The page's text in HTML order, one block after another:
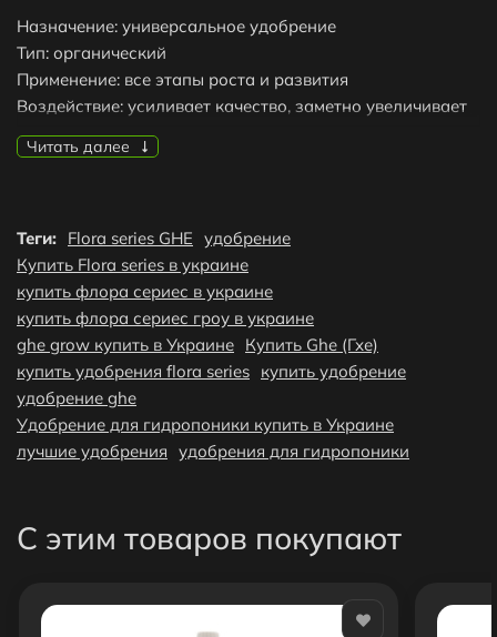
Назначение: универсальное удобрение
Тип: органический
Применение: все этапы роста и развития
Воздействие: усиливает качество, заметно увеличивает
урожай
Тип выращивания:
Форма выпуска: жидкость
Преимущества продукта:
Gro Flora series - это компонент, стимулирующий рост,
трехкомпонентной системы удобрения. Компонент Grow
играет решающую роль в фазе роста и обеспечивает
ваши растения всеми важными питательными
веществами.
Удобрения серии Tripack позволяют реагировать на
означает, что вы используете больше Grow во время
Grow стимулирует наращивание структуры в фазе роста
Читать далее
Теги: Flora series GHE удобрение
Купить Flora series в украине
купить флора сериес в украине
купить флора сериес гроу в украине
ghe grow купить в Украине Купить Ghe (Гхе)
купить удобрения flora series купить удобрение
удобрение ghe
Удобрение для гидропоники купить в Украине
лучшие удобрения удобрения для гидропоники
С этим товаров покупают